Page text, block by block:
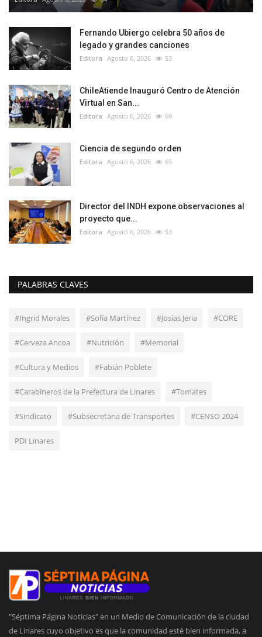
Fernando Ubiergo celebra 50 años de
legado y grandes canciones
Editora Agosto 6, 2026 53
ChileAtiende Inauguró Centro de Atención
Virtual en San...
Editora Agosto 6, 2026 69
Ciencia de segundo orden
Editora Agosto 6, 2026 65
Director del INDH expone observaciones al
proyecto que...
Editora Agosto 6, 2026 53
PALABRAS CLAVES
#Ingrid Morales #Sofía Martínez #Josías Jeria #CORE
#Cerveza Ancoa #Nutrición #Memorial
#Cultura y Medios #Fabián Poblete
#Carabineros de la Prefectura de Linares #Tomates
#Sindicato #Subsecretaria de Transportes #CENSO 2024
PDI Linares
"Séptima Página Noticias" en un Medio de Comunicación de la ciudad
de Linares cuyo objetivo es que la comunidad esté bien informada, a